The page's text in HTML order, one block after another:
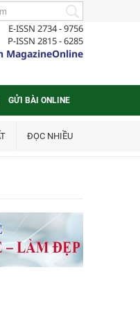
E-ISSN 2734 - 9756
P-ISSN 2815 - 6285
MagazineOnline
GỬI BÀI ONLINE
ĐỌC NHIỀU